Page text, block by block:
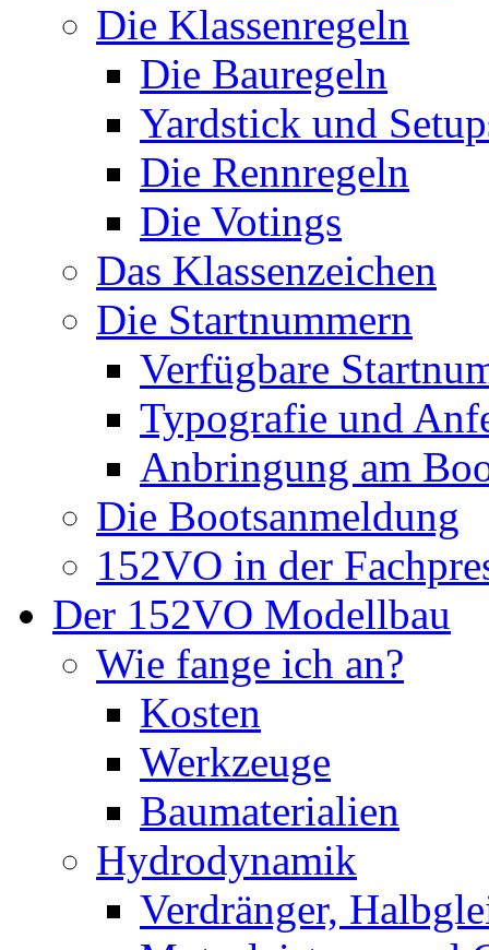
Die Klassenregeln
Die Bauregeln
Yardstick und
Die Rennregeln
Die Votings
Das Klassenzeichen
Die Startnummern
Verfügbare
Typografie und
Anbringung am
Die Bootsanmeldung
152VO in der
Der 152VO Modellbau
Wie fange ich an?
Kosten
Werkzeuge
Baumaterialien
Hydrodynamik
Verdränger,